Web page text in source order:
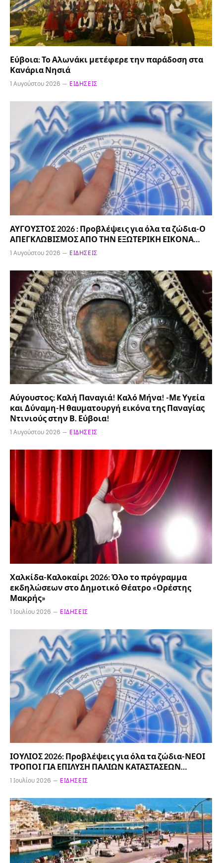
Εύβοια: Το Αλωνάκι μετέφερε την παράδοση στα
Κανάρια Νησιά
1 Αυγούστου 2026 ΕΙΔΉΣΕΙΣ
ΑΥΓΟΥΣΤΟΣ 2026 : Προβλέψεις για όλα τα ζώδια-Ο
ΑΠΕΓΚΛΩΒΙΣΜΟΣ ΑΠΟ ΤΗΝ ΕΞΩΤΕΡΙΚΗ ΕΙΚΟΝΑ…
1 Αυγούστου 2026 ΕΙΔΉΣΕΙΣ
Αύγουστος: Καλή Παναγιά! Καλό Μήνα! -Με Υγεία
και Δύναμη-Η θαυματουργή εικόνα της Παναγίας
Ντινιούς στην Β. Εύβοια!
1 Αυγούστου 2026 ΕΙΔΉΣΕΙΣ
Χαλκίδα-Καλοκαίρι 2026: Όλο το πρόγραμμα
εκδηλώσεων στο Δημοτικό Θέατρο «Ορέστης
Μακρής»
1 Ιουλίου 2026 ΕΙΔΉΣΕΙΣ
ΙΟΥΛΙΟΣ 2026: Προβλέψεις για όλα τα ζώδια-ΝΕΟΙ
ΤΡΟΠΟΙ ΓΙΑ ΕΠΙΛΥΣΗ ΠΑΛΙΩΝ ΚΑΤΑΣΤΑΣΕΩΝ…
1 Ιουλίου 2026 ΕΙΔΉΣΕΙΣ